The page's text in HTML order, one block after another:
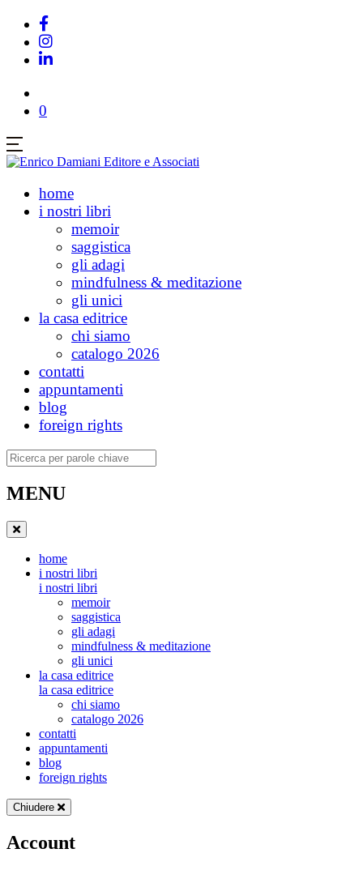
0
home
i nostri libri
memoir
saggistica
gli adagi
mindfulness & meditazione
gli unici
la casa editrice
chi siamo
catalogo 2026
contatti
appuntamenti
blog
foreign rights
Ricerca
MENU
home
i nostri libri
i nostri libri
memoir
saggistica
gli adagi
mindfulness & meditazione
gli unici
la casa editrice
la casa editrice
chi siamo
catalogo 2026
contatti
appuntamenti
blog
foreign rights
Chiudere
Account